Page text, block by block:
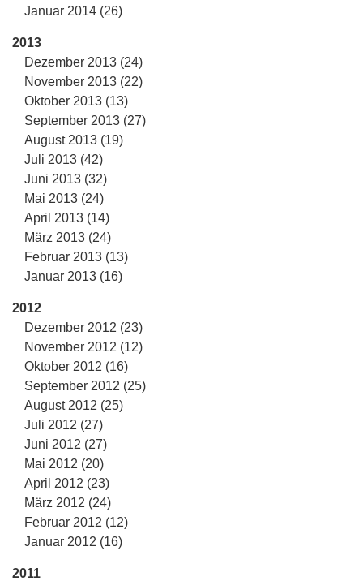
Januar 2014 (26)
2013
Dezember 2013 (24)
November 2013 (22)
Oktober 2013 (13)
September 2013 (27)
August 2013 (19)
Juli 2013 (42)
Juni 2013 (32)
Mai 2013 (24)
April 2013 (14)
März 2013 (24)
Februar 2013 (13)
Januar 2013 (16)
2012
Dezember 2012 (23)
November 2012 (12)
Oktober 2012 (16)
September 2012 (25)
August 2012 (25)
Juli 2012 (27)
Juni 2012 (27)
Mai 2012 (20)
April 2012 (23)
März 2012 (24)
Februar 2012 (12)
Januar 2012 (16)
2011